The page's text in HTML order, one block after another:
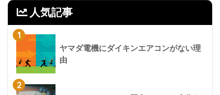
人気記事
1
ヤマダ電機にダイキンエアコンがない理
由
2